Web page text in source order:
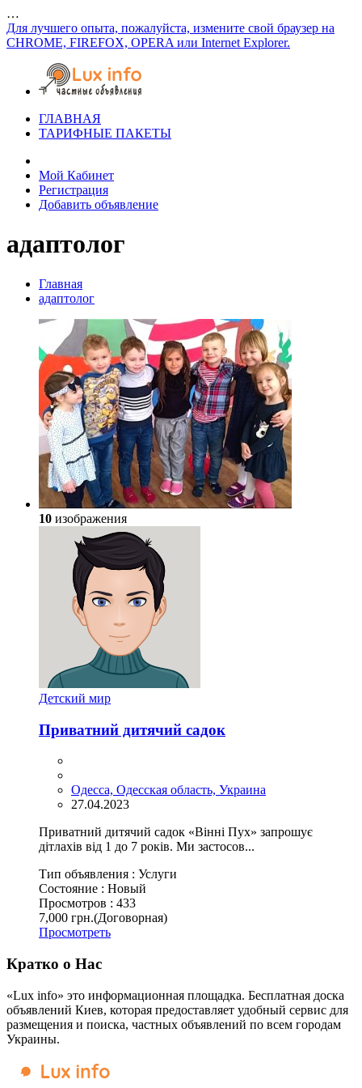
…
Для лучшего опыта, пожалуйста, измените свой браузер на
CHROME, FIREFOX, OPERA или Internet Explorer.
ГЛАВНАЯ
ТАРИФНЫЕ ПАКЕТЫ
Мой Кабинет
Регистрация
Добавить объявление
адаптолог
Главная
адаптолог
10 изображения
Детский мир
Приватний дитячий садок
Одесса, Одесская область, Украина
27.04.2023
Приватний дитячий садок «Вінні Пух» запрошує
дітлахів від 1 до 7 років. Ми застосов...
Тип объявления : Услуги
Состояние : Новый
Просмотров : 433
7,000 грн.(Договорная)
Просмотреть
Кратко о Нас
«Lux info» это информационная площадка. Бесплатная доска
объявлений Киев, которая предоставляет удобный сервис для
размещения и поиска, частных объявлений по всем городам
Украины.